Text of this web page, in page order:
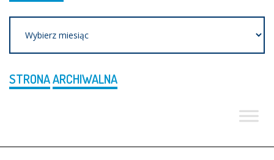
STRONAARCHIWALNA